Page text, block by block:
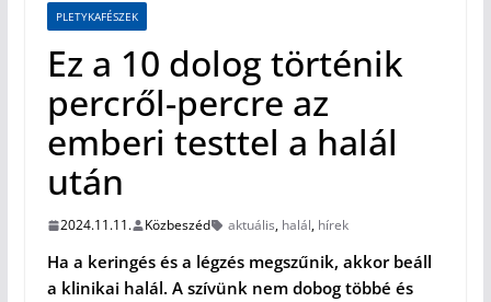
PLETYKAFÉSZEK
Ez a 10 dolog történik
percről-percre az
emberi testtel a halál
után
2024.11.11. Közbeszéd aktuális, halál, hírek
Ha a keringés és a légzés megszűnik, akkor beáll
a klinikai halál. A szívünk nem dobog többé és